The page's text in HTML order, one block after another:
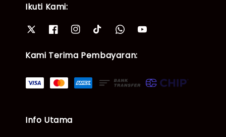
Ikuti Kami:
Kami Terima Pembayaran:
Info Utama